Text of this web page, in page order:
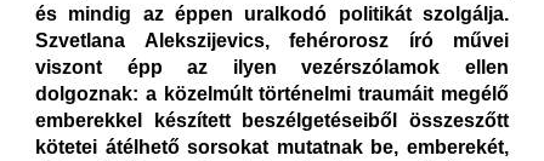
és mindig az éppen uralkodó politikát szolgálja.
Szvetlana Alekszijevics, fehérorosz író művei
viszont épp az ilyen vezérszólamok ellen
dolgoznak: a közelmúlt történelmi traumáit megélő
emberekkel készített beszélgetéseiből összeszőtt
kötetei átélhető sorsokat mutatnak be, emberekét,